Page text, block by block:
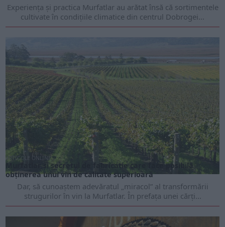
Experiența și practica Murfatlar au arătat însă că sortimentele
cultivate în condițiile climatice din centrul Dobrogei...
ARTICOLE ONLINE
Murfatlar și secretul de fabricație care face posibilă
obținerea unui vin de calitate superioară
Dar, să cunoaștem adevăratul „miracol” al transformării
strugurilor în vin la Murfatlar. În prefața unei cărți...